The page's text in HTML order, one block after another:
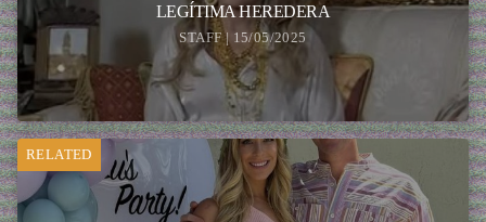
LEGÍTIMA HEREDERA
STAFF | 15/05/2025
RELATED